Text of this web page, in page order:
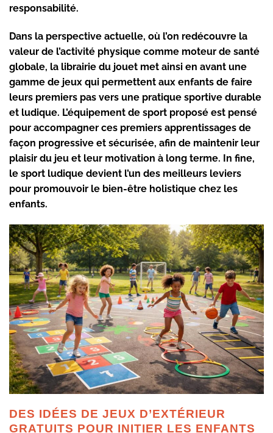
responsabilité.
Dans la perspective actuelle, où l’on redécouvre la
valeur de l’activité physique comme moteur de santé
globale, la librairie du jouet met ainsi en avant une
gamme de jeux qui permettent aux enfants de faire
leurs premiers pas vers une pratique sportive durable
et ludique. L’équipement de sport proposé est pensé
pour accompagner ces premiers apprentissages de
façon progressive et sécurisée, afin de maintenir leur
plaisir du jeu et leur motivation à long terme. In fine,
le sport ludique devient l’un des meilleurs leviers
pour promouvoir le bien-être holistique chez les
enfants.
DES IDÉES DE JEUX D’EXTÉRIEUR
GRATUITS POUR INITIER LES ENFANTS